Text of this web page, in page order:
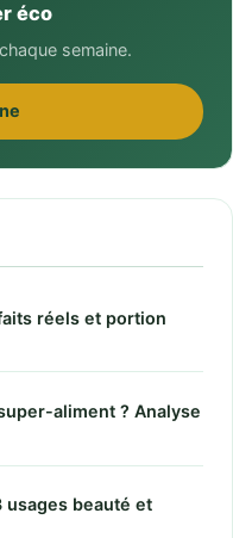
éco
semaine.
réels et portion
aliment ? Analyse
usages beauté et